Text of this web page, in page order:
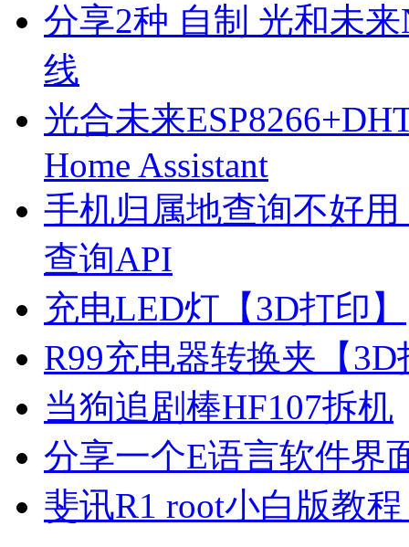
分享2种 自制 光和未来
线
光合未来
Home Assistant
手机归属地查询不好
查询API
充电LED灯【3D打印】
R99充电器转换夹【3D
当狗追剧棒HF107拆机
分享一个E语言软件界
斐讯R1 root小白版教